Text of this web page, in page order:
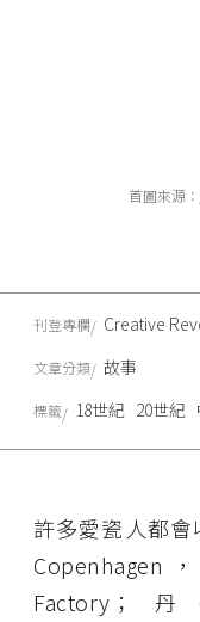
首圖來源：
許多愛瓷人都
Copenhagen
Factory；
刊登專欄 Creative
文章分類 故事
標籤 18世紀 20世紀